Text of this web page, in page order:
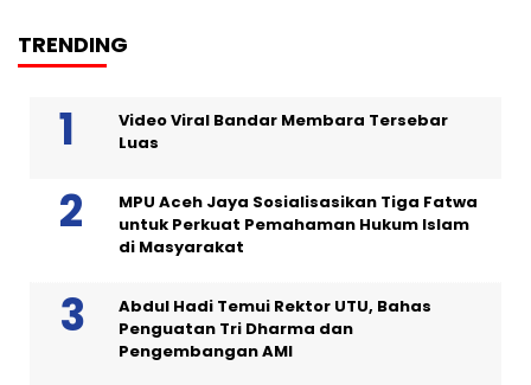
TRENDING
Video Viral Bandar Membara Tersebar
Luas
MPU Aceh Jaya Sosialisasikan Tiga Fatwa
untuk Perkuat Pemahaman Hukum Islam
di Masyarakat
Abdul Hadi Temui Rektor UTU, Bahas
Penguatan Tri Dharma dan
Pengembangan AMI